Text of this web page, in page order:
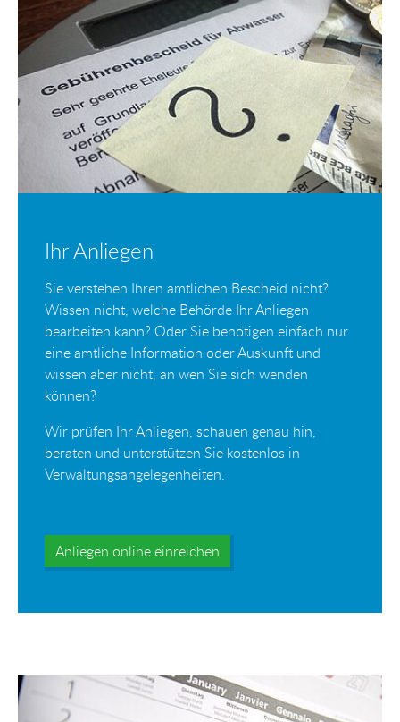
Ihr Anliegen
Sie verstehen Ihren amtlichen Bescheid nicht?
Wissen nicht, welche Behörde Ihr Anliegen
bearbeiten kann? Oder Sie benötigen einfach nur
eine amtliche Information oder Auskunft und
wissen aber nicht, an wen Sie sich wenden
können?
Wir prüfen Ihr Anliegen, schauen genau hin,
beraten und unterstützen Sie kostenlos in
Verwaltungsangelegenheiten.
Anliegen online einreichen